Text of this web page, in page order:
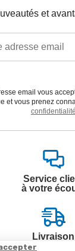
et
email vous
et vous prenez
confidentialité
Service
à votre
Livraison
à la carte